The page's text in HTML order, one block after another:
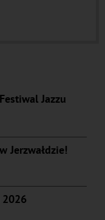
Jazzu
Jerzwałdzie!
2026